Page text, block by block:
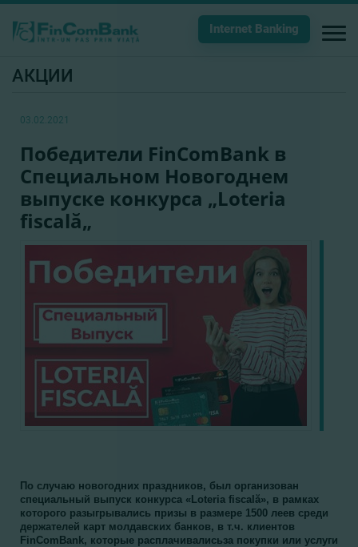
Internet Banking
АКЦИИ
03.02.2021
Победители FinComBank в
Специальном Новогоднем
выпуске конкурса „Loteria
fiscală„
По случаю новогодних праздников, был организован
специальный выпуск конкурса «Loteria fiscală», в рамках
которого разыгрывались призы в размере 1500 леев среди
держателей карт молдавских банков, в т.ч. клиентов
FinComBank, которые расплачивалисьза покупки или услуги